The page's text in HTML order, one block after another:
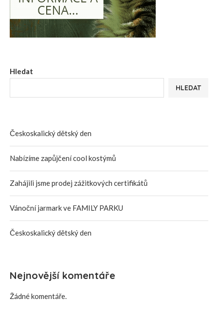
Hledat
HLEDAT
Českoskalický dětský den
Nabízíme zapůjčení cool kostýmů
Zahájili jsme prodej zážitkových certifikátů
Vánoční jarmark ve FAMILY PARKU
Českoskalický dětský den
Nejnovější komentáře
Žádné komentáře.